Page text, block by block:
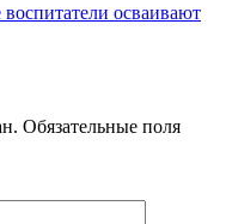
осваивают
Обязательные поля